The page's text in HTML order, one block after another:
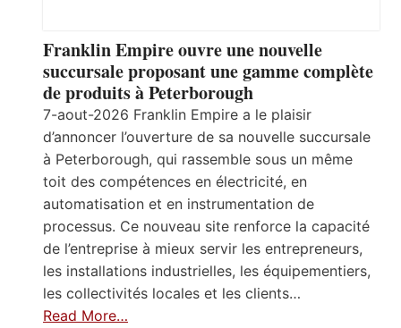
Franklin Empire ouvre une nouvelle
succursale proposant une gamme complète
de produits à Peterborough
7-aout-2026 Franklin Empire a le plaisir
d’annoncer l’ouverture de sa nouvelle succursale
à Peterborough, qui rassemble sous un même
toit des compétences en électricité, en
automatisation et en instrumentation de
processus. Ce nouveau site renforce la capacité
de l’entreprise à mieux servir les entrepreneurs,
les installations industrielles, les équipementiers,
les collectivités locales et les clients…
Read More…